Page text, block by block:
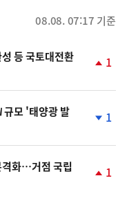
08.08. 07:17 기준
등 국토대전환
1
모 '태양광 발
1
화…거점 국립
1